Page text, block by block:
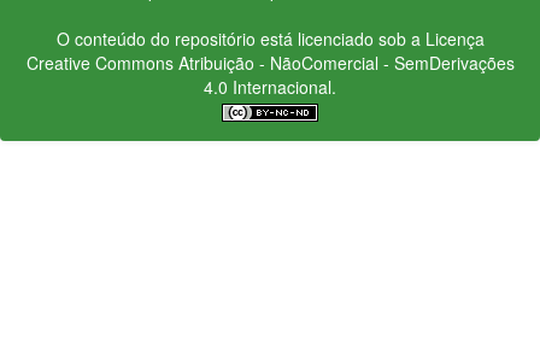
O conteúdo do repositório está licenciado sob a Licença
Creative CommonsAtribuição - NãoComercial - SemDerivações
4.0 Internacional.